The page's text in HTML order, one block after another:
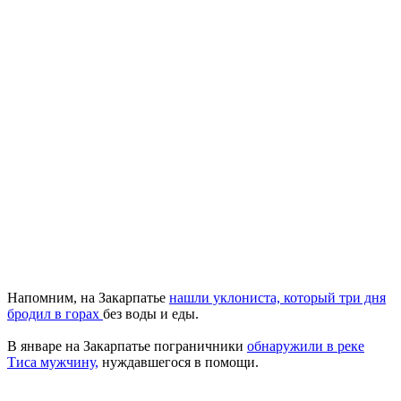
Напомним, на Закарпатье нашли уклониста, который три дня
бродил в горах без воды и еды.
В январе на Закарпатье пограничники обнаружили в реке
Тиса мужчину, нуждавшегося в помощи.